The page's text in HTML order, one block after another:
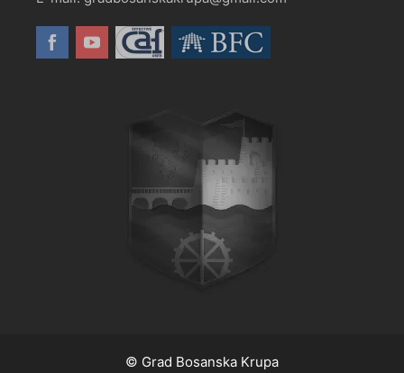
© Grad Bosanska Krupa